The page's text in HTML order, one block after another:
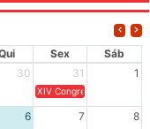
Sex
Sáb
30 31 1
XIV Congresso Brasileiro
6 7 8